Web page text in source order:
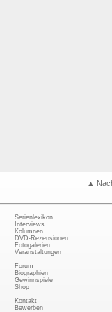
▲
Serienlexikon
Interviews
Kolumnen
DVD-Rezensionen
Fotogalerien
Veranstaltungen
Forum
Biographien
Gewinnspiele
Shop
Kontakt
Bewerben